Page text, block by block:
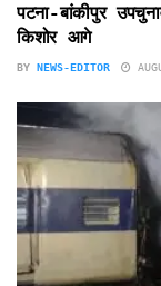
पटना-बांकीपुर
किशोर आगे
BY NEWS-EDITOR